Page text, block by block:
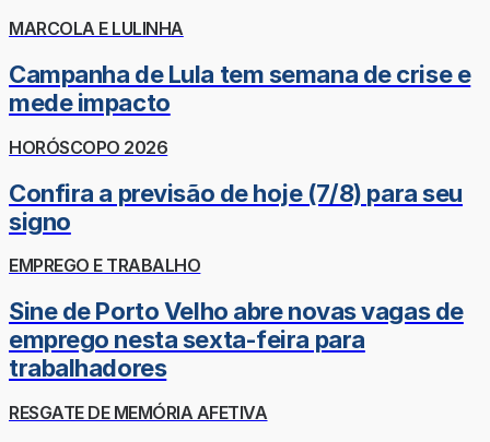
MARCOLA E LULINHA
Campanha de Lula tem semana de crise e
mede impacto
HORÓSCOPO 2026
Confira a previsão de hoje (7/8) para seu
signo
EMPREGO E TRABALHO
Sine de Porto Velho abre novas vagas de
emprego nesta sexta-feira para
trabalhadores
RESGATE DE MEMÓRIA AFETIVA